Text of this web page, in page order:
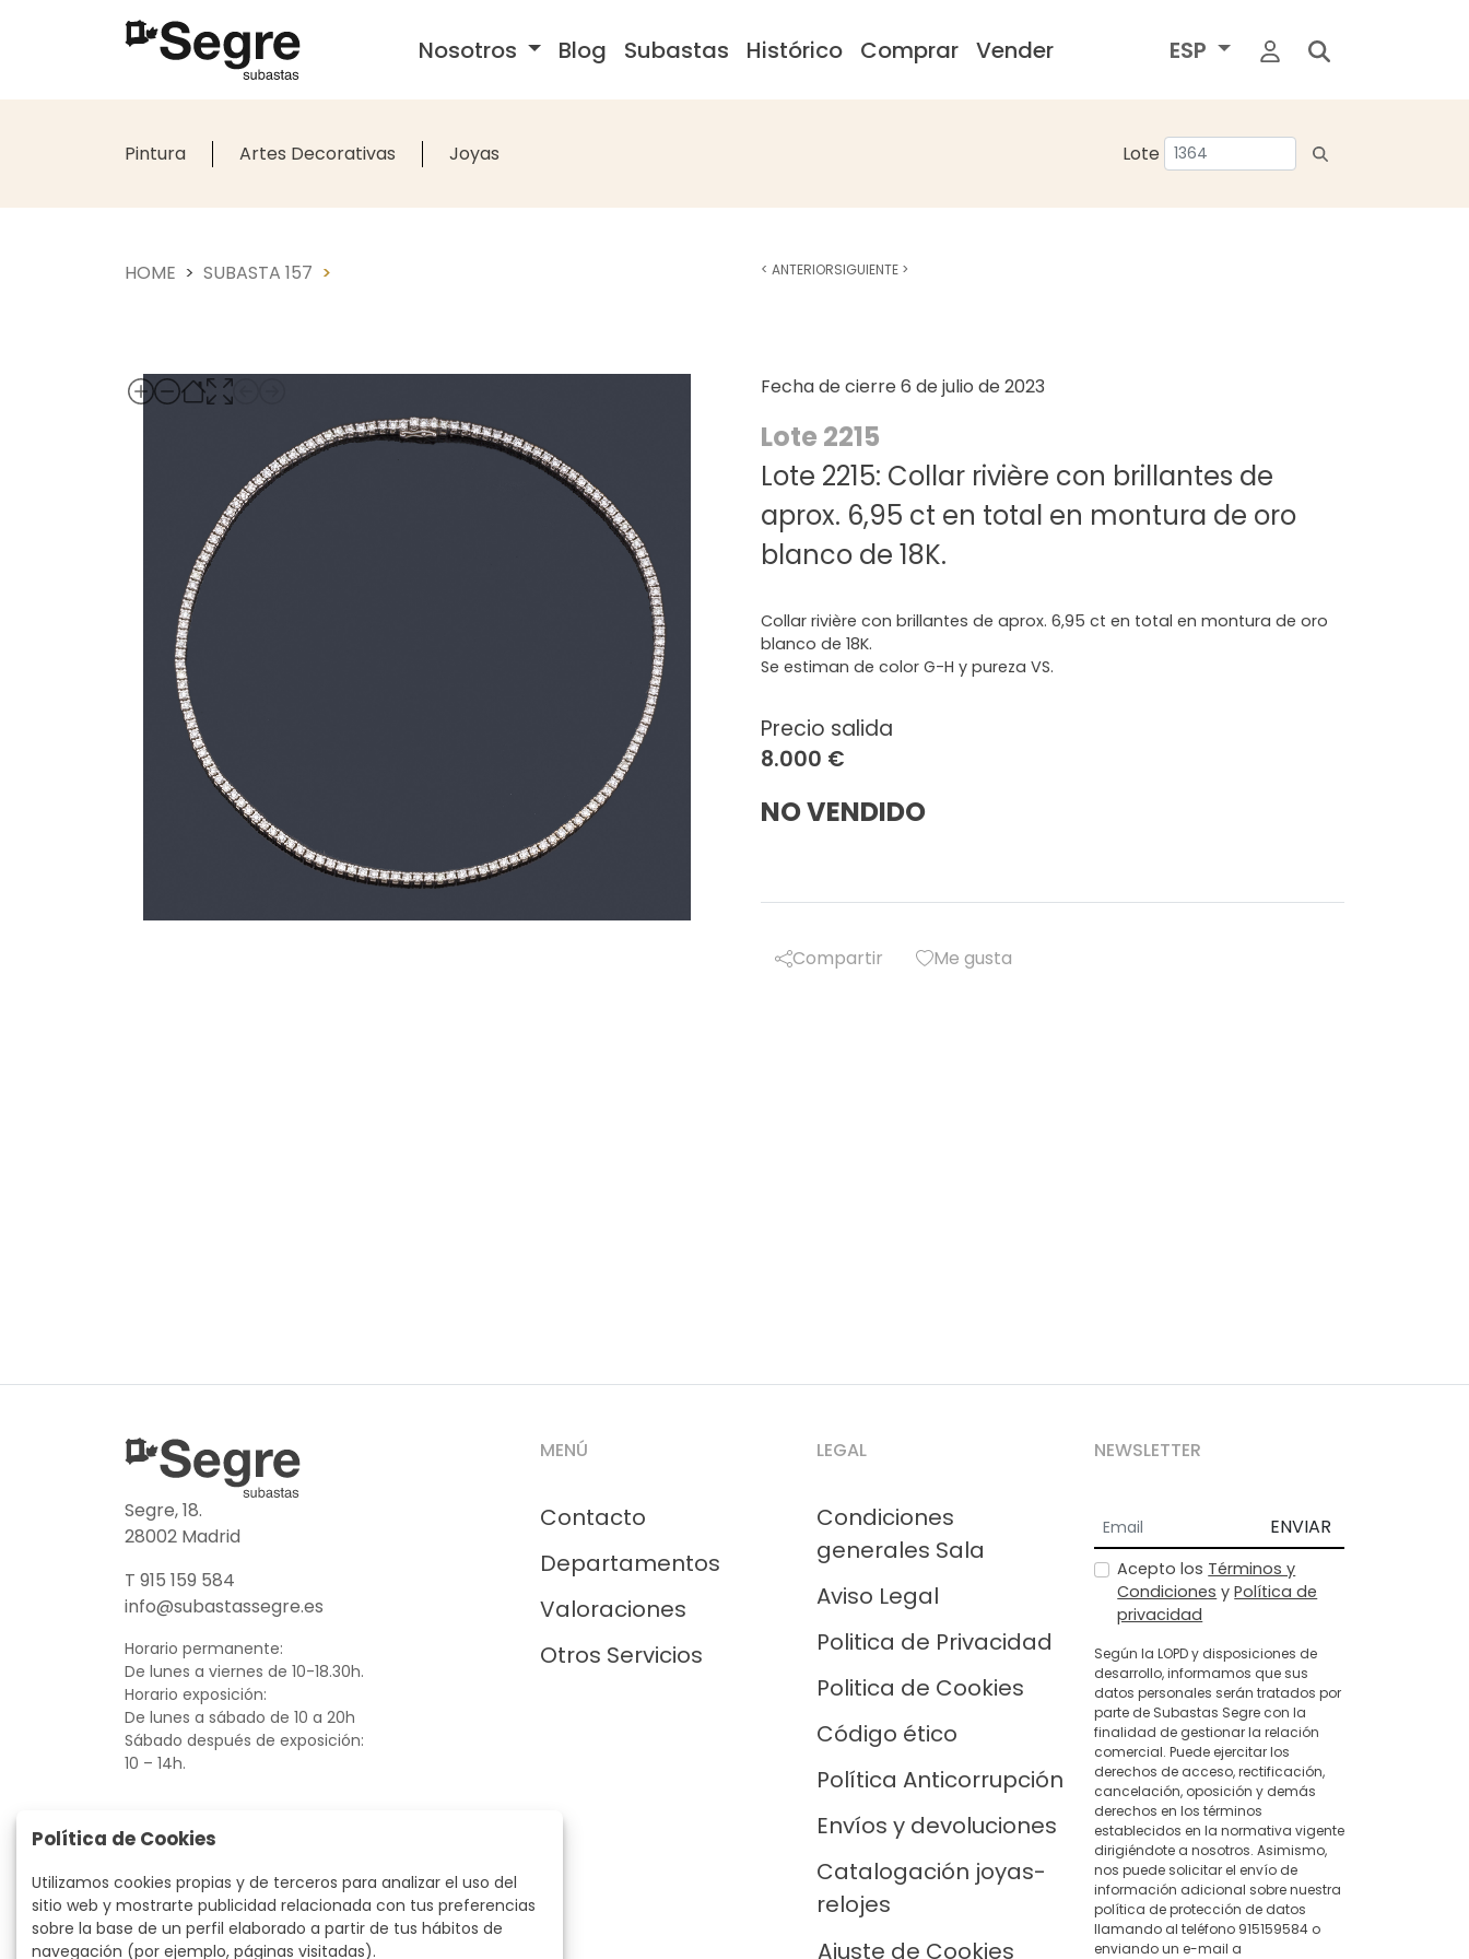
Nosotros Blog Subastas Histórico Comprar Vender ESP
Pintura Artes Decorativas Joyas Lote
HOME SUBASTA 157
Fecha de cierre 6 de julio de 2023
Lote 2215
Lote 2215: Collar rivière con brillantes de
aprox. 6,95 ct en total en montura de oro
blanco de 18K.
Precio salida
8.000 €
NO VENDIDO
Collar rivière con brillantes de aprox. 6,95 ct en total en montura de oro
blanco de 18K.
Se estiman de color G-H y pureza VS.
Compartir Me gusta
< ANTERIORSIGUIENTE >
Segre, 18.
28002 Madrid
T 915 159 584
info@subastassegre.es
Horario permanente:
De lunes a viernes de 10-18.30h.
Horario exposición:
De lunes a sábado de 10 a 20h
Sábado después de exposición:
10 – 14h.
MENÚ
Contacto
Departamentos
Valoraciones
Otros Servicios
LEGAL
Condiciones
generales Sala
Aviso Legal
Politica de Privacidad
Politica de Cookies
Código ético
Política Anticorrupción
Envíos y devoluciones
Catalogación joyas-
relojes
Ajuste de Cookies
NEWSLETTER
ENVIAR
Acepto los Términos y
Condiciones yPolítica de
privacidad
Según la LOPD y disposiciones de
desarrollo, informamos que sus
datos personales serán tratados por
parte de Subastas Segre con la
finalidad de gestionar la relación
comercial. Puede ejercitar los
derechos de acceso, rectificación,
cancelación, oposición y demás
derechos en los términos
establecidos en la normativa vigente
dirigiéndote a nosotros. Asimismo,
nos puede solicitar el envío de
información adicional sobre nuestra
política de protección de datos
llamando al teléfono 915159584 o
enviando un e-mail a
Política de Cookies
Utilizamos cookies propias y de terceros para analizar el uso del
sitio web y mostrarte publicidad relacionada con tus preferencias
sobre la base de un perfil elaborado a partir de tus hábitos de
navegación (por ejemplo, páginas visitadas).